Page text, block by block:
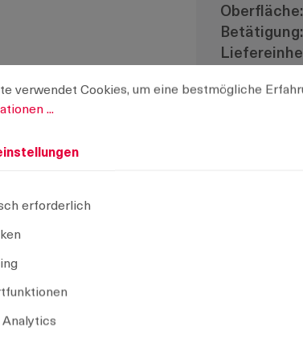
Oberfläche:
Betätigung:
Cookies, um eine bestmögliche
verwendet Cookies, um eine bestmögliche
...
erforderlich
Analytics